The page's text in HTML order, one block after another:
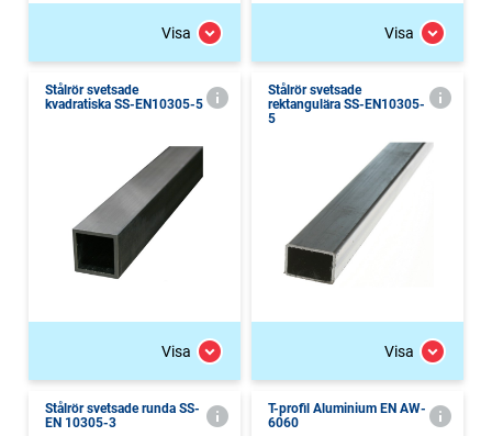
Visa Visa
Stålrör svetsade
kvadratiska SS-EN10305-5
Visa
Stålrör svetsade
rektangulära SS-EN10305-
5
Visa
Stålrör svetsade runda SS-
EN 10305-3
T-profil Aluminium EN AW-
6060